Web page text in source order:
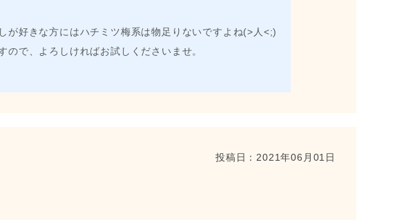
が好きな方にはハチミツ梅系は物足りないですよね(>人<;)
で、よろしければお試しくださいませ。
投稿日： 2021年06月01日